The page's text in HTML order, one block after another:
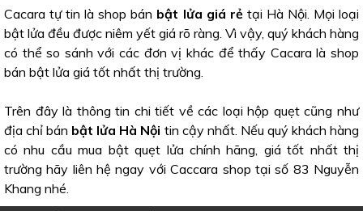
Cacara tự tin là shop bán bật lửa giá rẻtại Hà Nội. Mọi loại
bật lửa đều được niêm yết giá rõ ràng. Vì vậy, quý khách hàng
có thể so sánh với các đơn vị khác để thấy Cacara là shop
bán bật lửa giá tốt nhất thị trường.
Trên đây là thông tin chi tiết về các loại hộp quẹt cũng như
địa chỉ bán bật lửa Hà Nội tin cậy nhất. Nếu quý khách hàng
có nhu cầu mua bật quẹt lửa chính hãng, giá tốt nhất thị
trường hãy liên hệ ngay với Caccara shop tại số 83 Nguyễn
Khang nhé.